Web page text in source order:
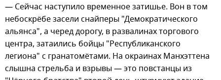
— Сейчас наступило временное затишье. Вон в том
небоскрёбе засели снайперы "Демократического
альянса", а черед дорогу, в развалинах торгового
центра, затаились бойцы "Республиканского
легиона" с гранатомётами. На окраинах Манхэттена
слышна стрельба и взрывы — это повстанцы из